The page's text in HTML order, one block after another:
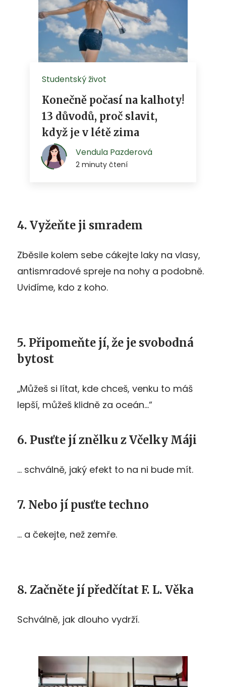
4. Vyžeňte ji smradem
Zběsile kolem sebe cákejte laky na vlasy,
antismradové spreje na nohy a podobně.
Uvidíme, kdo z koho.
5. Připomeňte jí, že je svobodná
bytost
„Můžeš si lítat, kde chceš, venku to máš
lepší, můžeš klidně za oceán…“
6. Pusťte jí znělku z Včelky Máji
… schválně, jaký efekt to na ni bude mít.
7. Nebo jí pusťte techno
… a čekejte, než zemře.
8. Začněte jí předčítat F. L. Věka
Schválně, jak dlouho vydrží.